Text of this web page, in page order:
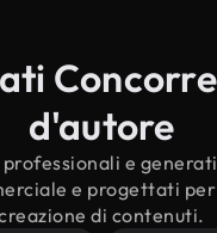
d'autore
professionali e
e progettati
di contenuti.